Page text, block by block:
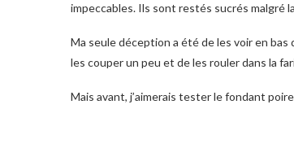
impeccables. Ils sont restés sucrés malgré
Ma seule déception a été de les voir en bas
les couper un peu et de les rouler dans la
Mais avant, j’aimerais tester le fondant